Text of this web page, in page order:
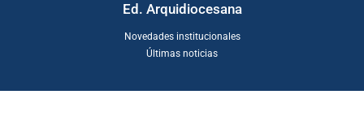
Ed. Arquidiocesana
Novedades institucionales
Últimas noticias